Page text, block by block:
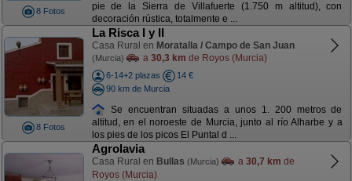
8 Fotos
pie de la Sierra de Villafuerte (1.750 m altitud), con
decoración rústica, totalmente e ...
8 Fotos
La Risca I y II
Casa Rural en Moratalla / Campo de San Juan
(Murcia) a 30,3 km de Royos (Murcia)
6-14+2 plazas
14 €
90 km de Murcia
Se encuentran situadas a unos 1. 200 metros de
altitud, en el noroeste de Murcia, junto al río Alharbe y a
los pies de los picos El Puntal d ...
Agrolavia
Casa Rural en Bullas (Murcia) a 30,7 km de
Royos (Murcia)